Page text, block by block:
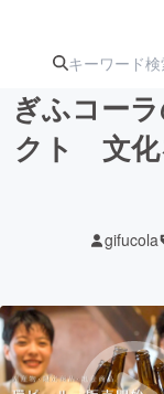
テクノ
ぎふコー
クト 文化
gifucola